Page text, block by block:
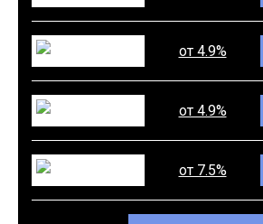
от 4.9%
от 4.9%
от 7.5%